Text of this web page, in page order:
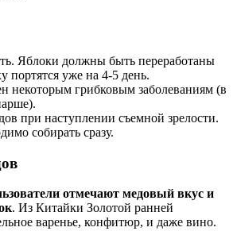
Яблоки должны быть переработаны
портятся уже на 4-5 день.
некоторым грибковым заболеваниям (в
при наступлении съемной зрелости.
собирать сразу.
отмечают медовый вкус и
. Из Китайки Золотой ранней
варенье, конфитюр, и даже вино.